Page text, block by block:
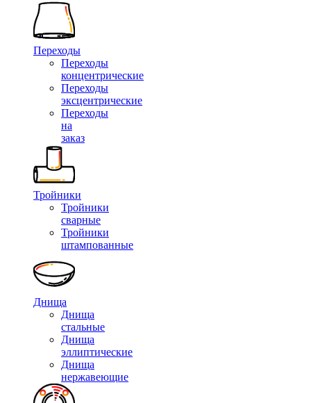
Переходы
Переходы
концентрические
Переходы
эксцентрические
Переходы
на
заказ
Тройники
Тройники
сварные
Тройники
штампованные
Днища
Днища
стальные
Днища
эллиптические
Днища
нержавеющие